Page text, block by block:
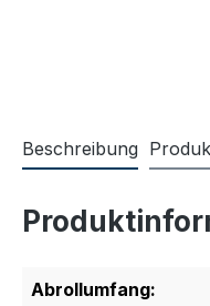
Beschreibung
Abrollumfang: